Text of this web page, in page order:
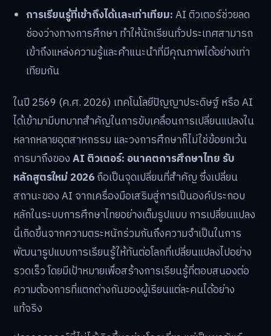
การเรียนรู้ที่เข้าถึงได้และเท่าเทียม:AI ติวเตอร์ช่วยลด
ช่องว่างทางการศึกษา ทำให้นักเรียนทั่วประเทศสามารถ
เข้าถึงแหล่งความรู้และคำแนะนำที่มีคุณภาพได้อย่างเท่า
เทียมกัน
ในปี 2569 (ค.ศ. 2026) เทคโนโลยีปัญญาประดิษฐ์ หรือ AI
ได้เข้ามามีบทบาทสำคัญในการขับเคลื่อนการเปลี่ยนแปลงใน
หลากหลายอุตสาหกรรม และวงการศึกษาก็ไม่ใช่ข้อยกเว้น
การมาถึงของAI ติวเตอร์: อนาคตการศึกษาไทย รับ
หลักสูตรใหม่ 2026ถือเป็นจุดเปลี่ยนที่สำคัญ ซึ่งเปลี่ยน
สถานะของ AI จากเครื่องมือเสริมสู่การเป็นองค์ประกอบ
หลักในระบบการศึกษาไทยอย่างเต็มรูปแบบ การเปลี่ยนแปลง
นี้เกิดขึ้นจากความตระหนักร่วมกันถึงความจำเป็นในการ
พัฒนารูปแบบการเรียนรู้ให้ทันต่อโลกที่เปลี่ยนแปลงไปอย่าง
รวดเร็ว โดยมีเป้าหมายเพื่อสร้างการเรียนรู้ที่ตอบสนองต่อ
ความต้องการที่แตกต่างกันของผู้เรียนแต่ละคนได้อย่าง
แท้จริง